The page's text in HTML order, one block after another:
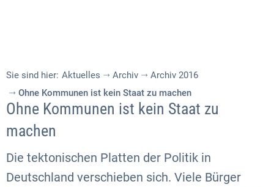
Sie sind hier: Aktuelles Archiv
Archiv 2016
Ohne Kommunen ist kein Staat zu machen
Ohne Kommunen ist kein Staat zu
machen
Die tektonischen Platten der Politik in
Deutschland verschieben sich. Viele Bürger